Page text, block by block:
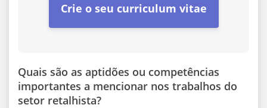
Crie o seu curriculum vitae
Quais são as aptidões ou competências
importantes a mencionar nos trabalhos do
setor retalhista?